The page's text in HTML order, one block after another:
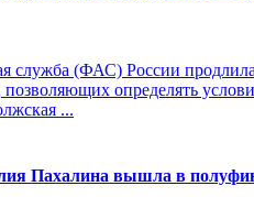
служба (ФАС) России
определять
...
Пахалина вышла в